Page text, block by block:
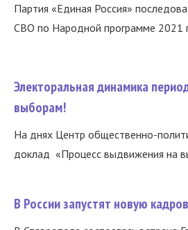
Партия «Единая Россия»
СВО по Народной программе 2021
Электоральная динамика
выборам!
На днях Центр общественно-
доклад «Процесс выдвижения на
В России запустят новую